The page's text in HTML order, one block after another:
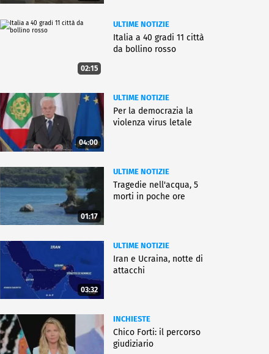
02:15
ULTIME NOTIZIE
Italia a 40 gradi 11 città
da bollino rosso
04:00
ULTIME NOTIZIE
Per la democrazia la
violenza virus letale
01:17
ULTIME NOTIZIE
Tragedie nell'acqua, 5
morti in poche ore
03:32
ULTIME NOTIZIE
Iran e Ucraina, notte di
attacchi
INCHIESTE
Chico Forti: il percorso
giudiziario